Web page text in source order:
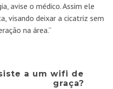
avise o médico. Assim ele
visando deixar a cicatriz sem
na área.”
a um wifi de
graça?